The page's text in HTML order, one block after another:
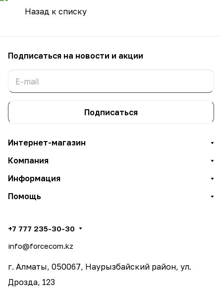
Назад к списку
Подписаться на новости и акции
Подписаться
Интернет-магазин
Компания
Информация
Помощь
+7 777 235-30-30
info@forcecom.kz
г. Алматы, 050067, Наурызбайский район, ул.
Дрозда, 123